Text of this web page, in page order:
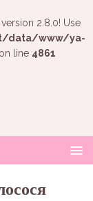
2.8.0! Use
data/www/ya-
on line 4861